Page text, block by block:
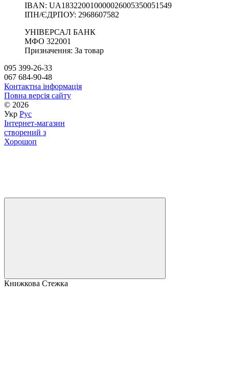
IBAN: UA183220010000026005350051549
IПН/ЄДРПОУ: 2968607582
УНІВЕРСАЛ БАНК
МФО 322001
Призначення: За товар
095 399-26-33
067 684-90-48
Контактна інформація
Повна версія сайту
© 2026
Укр Рус
Інтернет-магазин
створений з
Хорошоп
Книжкова Стежка